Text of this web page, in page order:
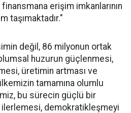
finansmana erişim imkanlarının
taşımaktadır."
değil, 86 milyonun ortak
huzurun güçlenmesi,
üretimin artması ve
tamamına olumlu
bu sürecin güçlü bir
demokratikleşmeyi